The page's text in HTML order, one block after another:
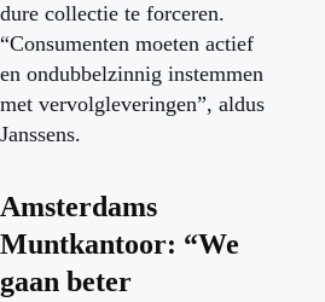
dure collectie te forceren.
“Consumenten moeten actief
en ondubbelzinnig instemmen
met vervolgleveringen”, aldus
Janssens.
Amsterdams
Muntkantoor: “We
gaan beter